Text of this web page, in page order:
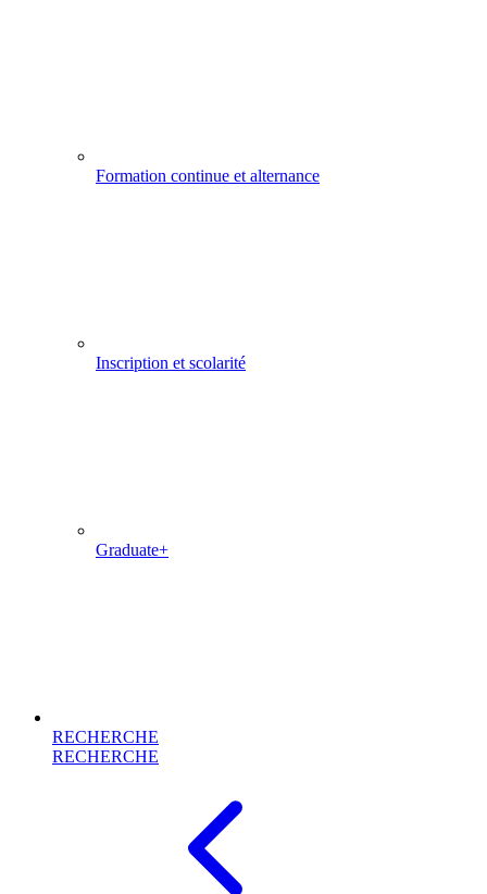
Formation continue et alternance
Inscription et scolarité
Graduate+
RECHERCHE
RECHERCHE